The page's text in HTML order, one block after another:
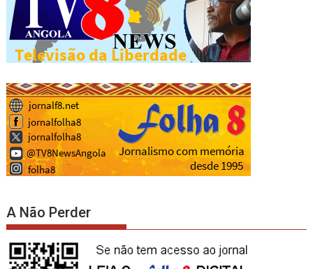
A Não Perder